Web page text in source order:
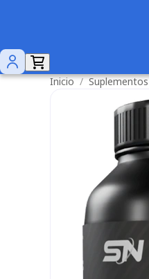
Inicio /